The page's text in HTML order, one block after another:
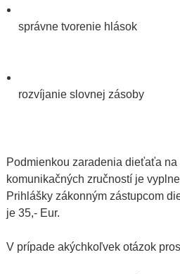
správne tvorenie hlások
rozvíjanie slovnej zásoby
Podmienkou zaradenia dieťaťa
komunikačných zručností je
Prihlášky zákonným zástupcom
je 35,- Eur.
V prípade akýchkoľvek otázok